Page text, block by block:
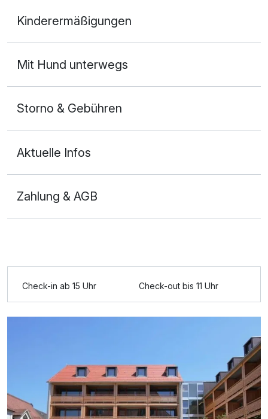
2 Erwachsene
Zusatznächte
Für 5 Tage p.P. ab349,00 €
Doppelzimmer Komfort
2 Erwachsene
Kinderermäßigungen
Mit Hund unterwegs
Storno & Gebühren
Aktuelle Infos
Zahlung & AGB
Check-in ab 15 Uhr Check-out bis 11 Uhr